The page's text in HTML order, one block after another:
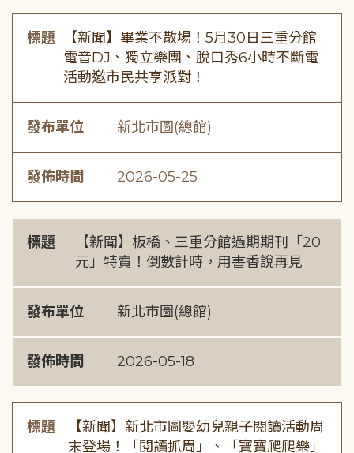
標題
【新聞】畢業不散場！5月30日三重分館
電音DJ、獨立樂團、脫口秀6小時不斷電
活動邀市民共享派對！
發布單位 新北市圖(總館)
發佈時間 2026-05-25
標題
【新聞】板橋、三重分館過期期刊「20
元」特賣！倒數計時，用書香說再見
發布單位 新北市圖(總館)
發佈時間 2026-05-18
標題
【新聞】新北市圖嬰幼兒親子閱讀活動周
末登場！「閱讀抓周」、「寶寶爬爬樂」